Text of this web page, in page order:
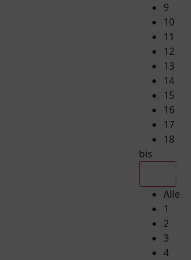
9
10
11
12
13
14
15
16
17
18
bis
Alle
1
2
3
4